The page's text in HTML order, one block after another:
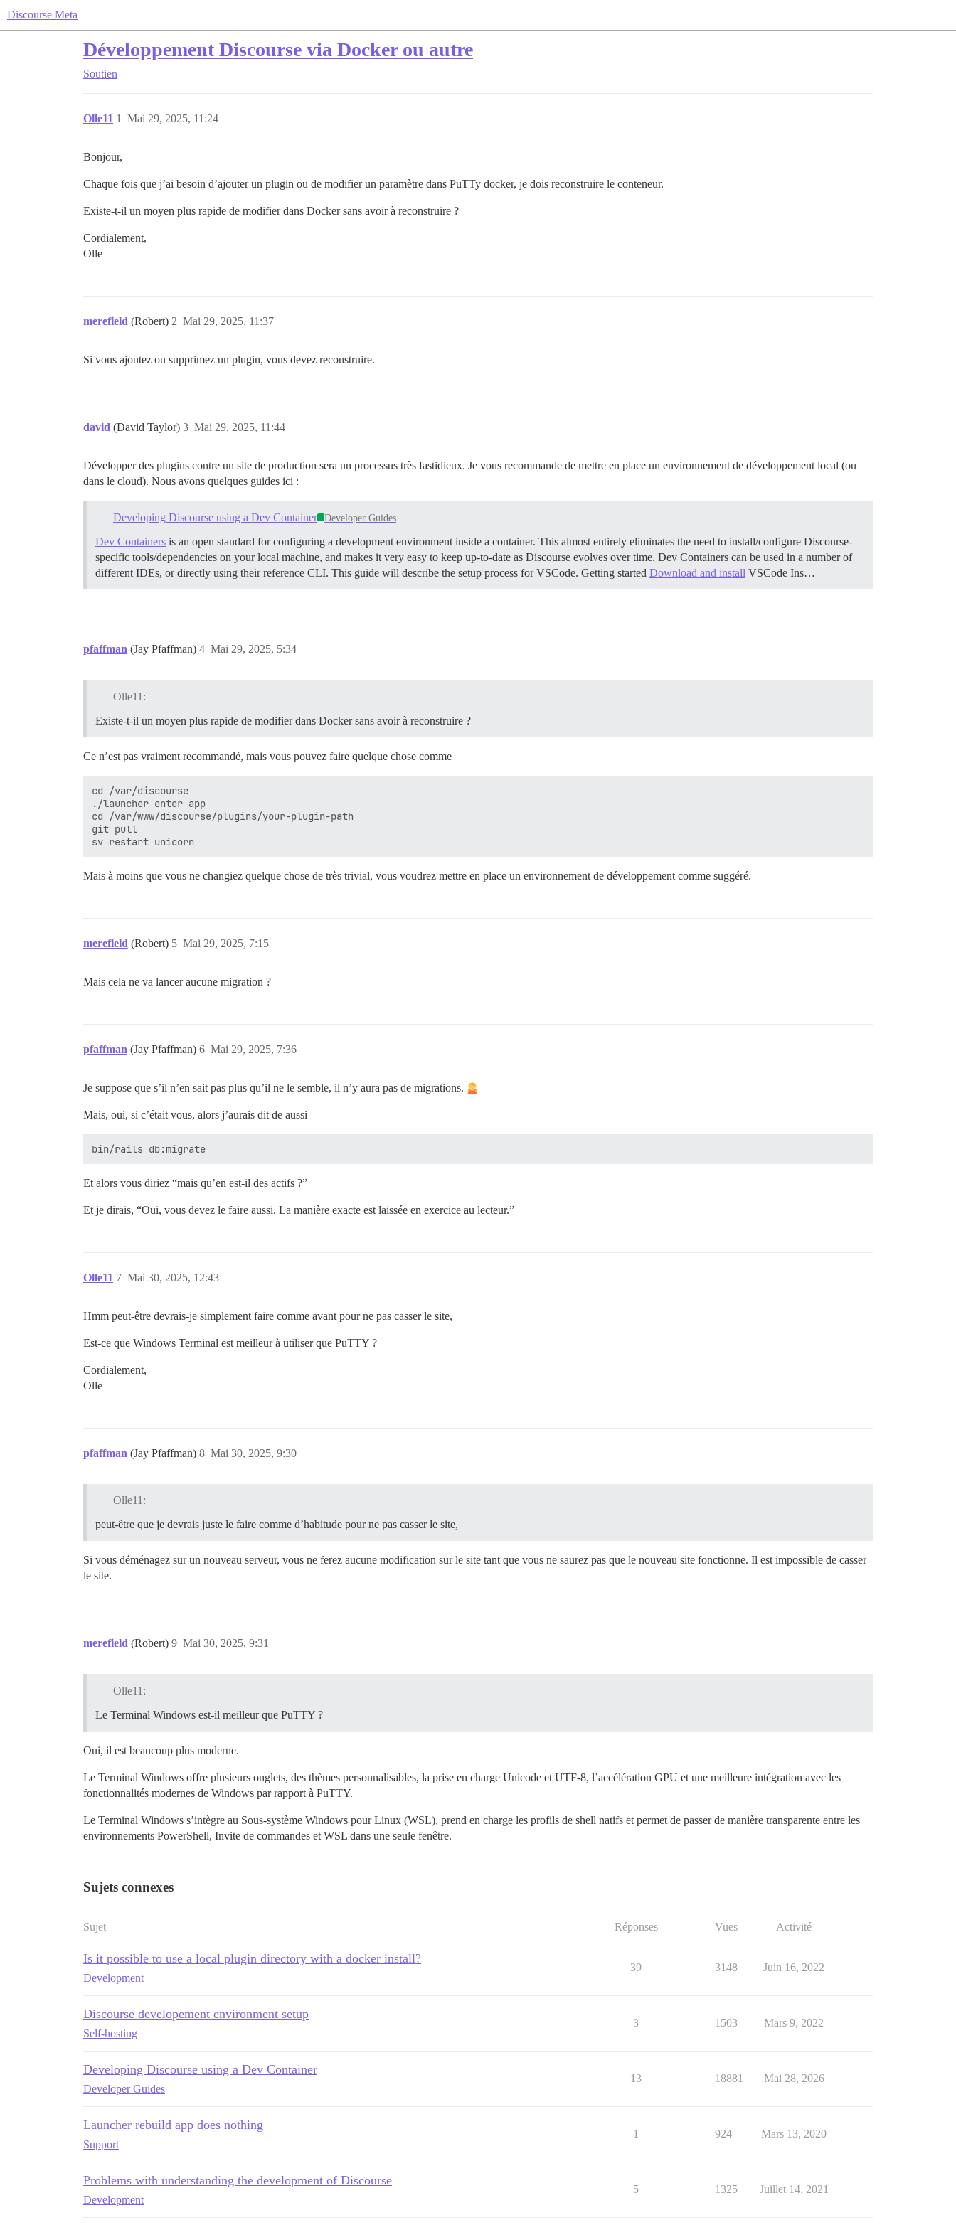
Discourse Meta
Développement Discourse via Docker ou autre
Soutien
Olle11 Mai 29, 2025, 11:24
1
Bonjour,
Chaque fois que j’ai besoin d’ajouter un plugin ou de modifier un paramètre dans PuTTy docker, je dois reconstruire le conteneur.
Existe-t-il un moyen plus rapide de modifier dans Docker sans avoir à reconstruire ?
Cordialement,
Olle
merefield (Robert) Mai 29, 2025, 11:37
2
Si vous ajoutez ou supprimez un plugin, vous devez reconstruire.
david (David Taylor) Mai 29, 2025, 11:44
3
Développer des plugins contre un site de production sera un processus très fastidieux. Je vous recommande de mettre en place un environnement de développement local (ou
dans le cloud). Nous avons quelques guides ici :
Developing Discourse using a Dev Container Developer Guides
Dev Containers is an open standard for configuring a development environment inside a container. This almost entirely eliminates the need to install/configure Discourse-
specific tools/dependencies on your local machine, and makes it very easy to keep up-to-date as Discourse evolves over time. Dev Containers can be used in a number of
different IDEs, or directly using their reference CLI. This guide will describe the setup process for VSCode. Getting started Download and install VSCode Ins…
pfaffman (Jay Pfaffman) Mai 29, 2025, 5:34
4
Olle11:
Existe-t-il un moyen plus rapide de modifier dans Docker sans avoir à reconstruire ?
Ce n’est pas vraiment recommandé, mais vous pouvez faire quelque chose comme
cd /var/discourse
./launcher enter app
cd /var/www/discourse/plugins/your-plugin-path
git pull
Mais à moins que vous ne changiez quelque chose de très trivial, vous voudrez mettre en place un environnement de développement comme suggéré.
merefield (Robert) Mai 29, 2025, 7:15
5
Mais cela ne va lancer aucune migration ?
pfaffman (Jay Pfaffman) Mai 29, 2025, 7:36
6
Je suppose que s’il n’en sait pas plus qu’il ne le semble, il n’y aura pas de migrations.
Mais, oui, si c’était vous, alors j’aurais dit de aussi
Et alors vous diriez “mais qu’en est-il des actifs ?”
Et je dirais, “Oui, vous devez le faire aussi. La manière exacte est laissée en exercice au lecteur.”
Olle11 Mai 30, 2025, 12:43
7
Hmm peut-être devrais-je simplement faire comme avant pour ne pas casser le site,
Est-ce que Windows Terminal est meilleur à utiliser que PuTTY ?
Cordialement,
Olle
pfaffman (Jay Pfaffman) Mai 30, 2025, 9:30
8
Olle11:
peut-être que je devrais juste le faire comme d’habitude pour ne pas casser le site,
Si vous déménagez sur un nouveau serveur, vous ne ferez aucune modification sur le site tant que vous ne saurez pas que le nouveau site fonctionne. Il est impossible de casser
le site.
merefield (Robert) Mai 30, 2025, 9:31
9
Olle11:
Le Terminal Windows est-il meilleur que PuTTY ?
Oui, il est beaucoup plus moderne.
Le Terminal Windows offre plusieurs onglets, des thèmes personnalisables, la prise en charge Unicode et UTF-8, l’accélération GPU et une meilleure intégration avec les
fonctionnalités modernes de Windows par rapport à PuTTY.
Le Terminal Windows s’intègre au Sous-système Windows pour Linux (WSL), prend en charge les profils de shell natifs et permet de passer de manière transparente entre les
environnements PowerShell, Invite de commandes et WSL dans une seule fenêtre.
Sujets connexes
Sujet Réponses Vues Activité
Is it possible to use a local plugin directory with a docker install?
Development
39 3148 Juin 16, 2022
Discourse developement environment setup
Self-hosting
3 1503 Mars 9, 2022
Developing Discourse using a Dev Container
Developer Guides
13 18881 Mai 28, 2026
Launcher rebuild app does nothing
Support
1 924 Mars 13, 2020
Problems with understanding the development of Discourse
Development
5 1325 Juillet 14, 2021